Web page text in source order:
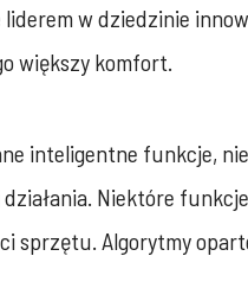
w dziedzinie
większy komfort.
inteligentne funkcje,
Niektóre
Algorytmy